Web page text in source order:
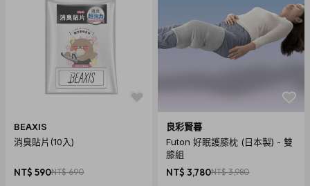
BEAXIS
消臭貼片(10入)
NT$ 590NT$ 690
良彩賢暮
Futon 好眠護膝枕 (日本製) - 雙
膝組
NT$ 3,780NT$ 3,980